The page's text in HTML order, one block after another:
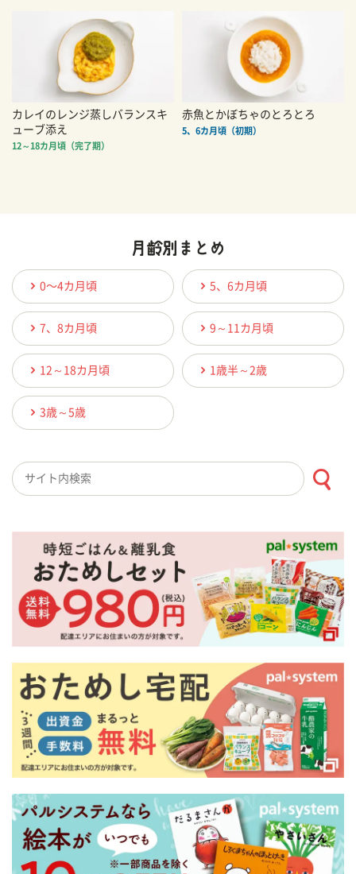
カレイのレンジ蒸しバランスキ
ューブ添え
12～18カ月頃（完了期）
赤魚とかぼちゃのとろとろ
5、6カ月頃（初期）
0〜4カ月頃 5、6カ月頃
7、8カ月頃 9～11カ月頃
12～18カ月頃 1歳半～2歳
3歳～5歳
検索キーワード入力